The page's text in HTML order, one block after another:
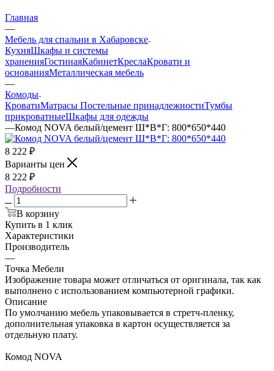
Главная
—
Мебель для спальни в Хабаровске
КухняШкафы и системы
храненияГостинаяКабинетКреслаКровати и
основанияМеталлическая мебель
—
Комоды
КроватиМатрасы Постельные принадлежностиТумбы
прикроватныеШкафы для одежды
—Комод NOVA белый/цемент Ш*В*Г: 800*650*440
8 222 ₽
Варианты цен
8 222 ₽
Подробности
В корзину
Купить в 1 клик
Характеристики
Производитель
—
Точка Мебели
Изображение товара может отличаться от оригинала, так как
выполнено с использованием компьютерной графики.
Описание
По умолчанию мебель упаковывается в стретч-пленку,
дополнительная упаковка в картон осуществляется за
отдельную плату.
Комод NOVA